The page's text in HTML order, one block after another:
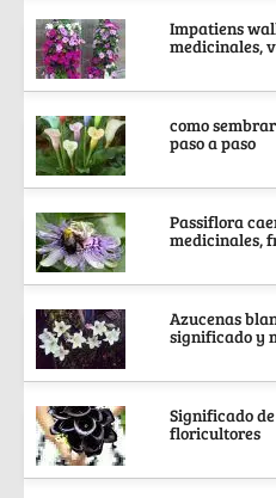
Impatiens
medicinales,
como
paso a paso
Passiflora
medicinales,
Azucenas
significado y
Significado
floricultores